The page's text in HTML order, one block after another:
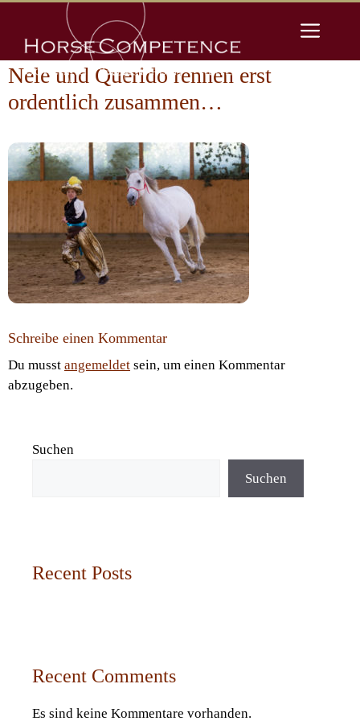
springen
Nele und Querido rennen erst
ordentlich zusammen…
Schreibe einen Kommentar
Du musst angemeldet sein, um einen Kommentar
abzugeben.
Suchen
Suchen
Recent Posts
Recent Comments
Es sind keine Kommentare vorhanden.